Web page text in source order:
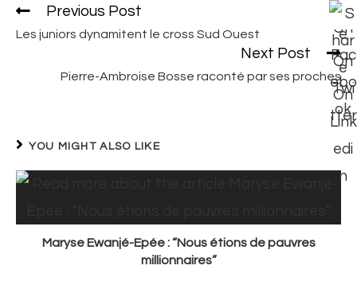
Read
articles
Previous Post
Les juniors dynamitent le cross Sud Ouest
Next Post
Pierre-Ambroise Bosse raconté par ses proches
YOU MIGHT ALSO LIKE
Maryse Ewanjé-Epée : “Nous étions de pauvres
millionnaires”